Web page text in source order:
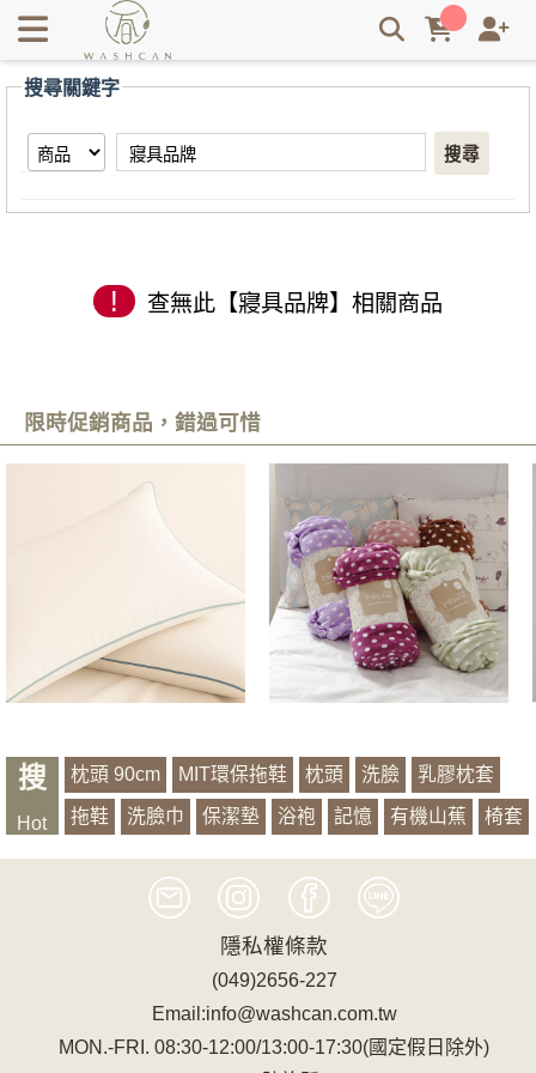
【寢具品牌】搜尋結果 | Washcan瓦士肯
搜尋關鍵字
搜尋
! 查無此【寢具品牌】相關商品
限時促銷商品，錯過可惜
搜
Hot
枕頭 90cm MIT環保拖鞋 枕頭 洗臉 乳膠枕套
拖鞋 洗臉巾 保潔墊 浴袍 記憶 有機山蕉 椅套
萱銀
隱私權條款
(049)2656-227
Email:info@washcan.com.tw
MON.-FRI. 08:30-12:00/13:00-17:30(國定假日除外)